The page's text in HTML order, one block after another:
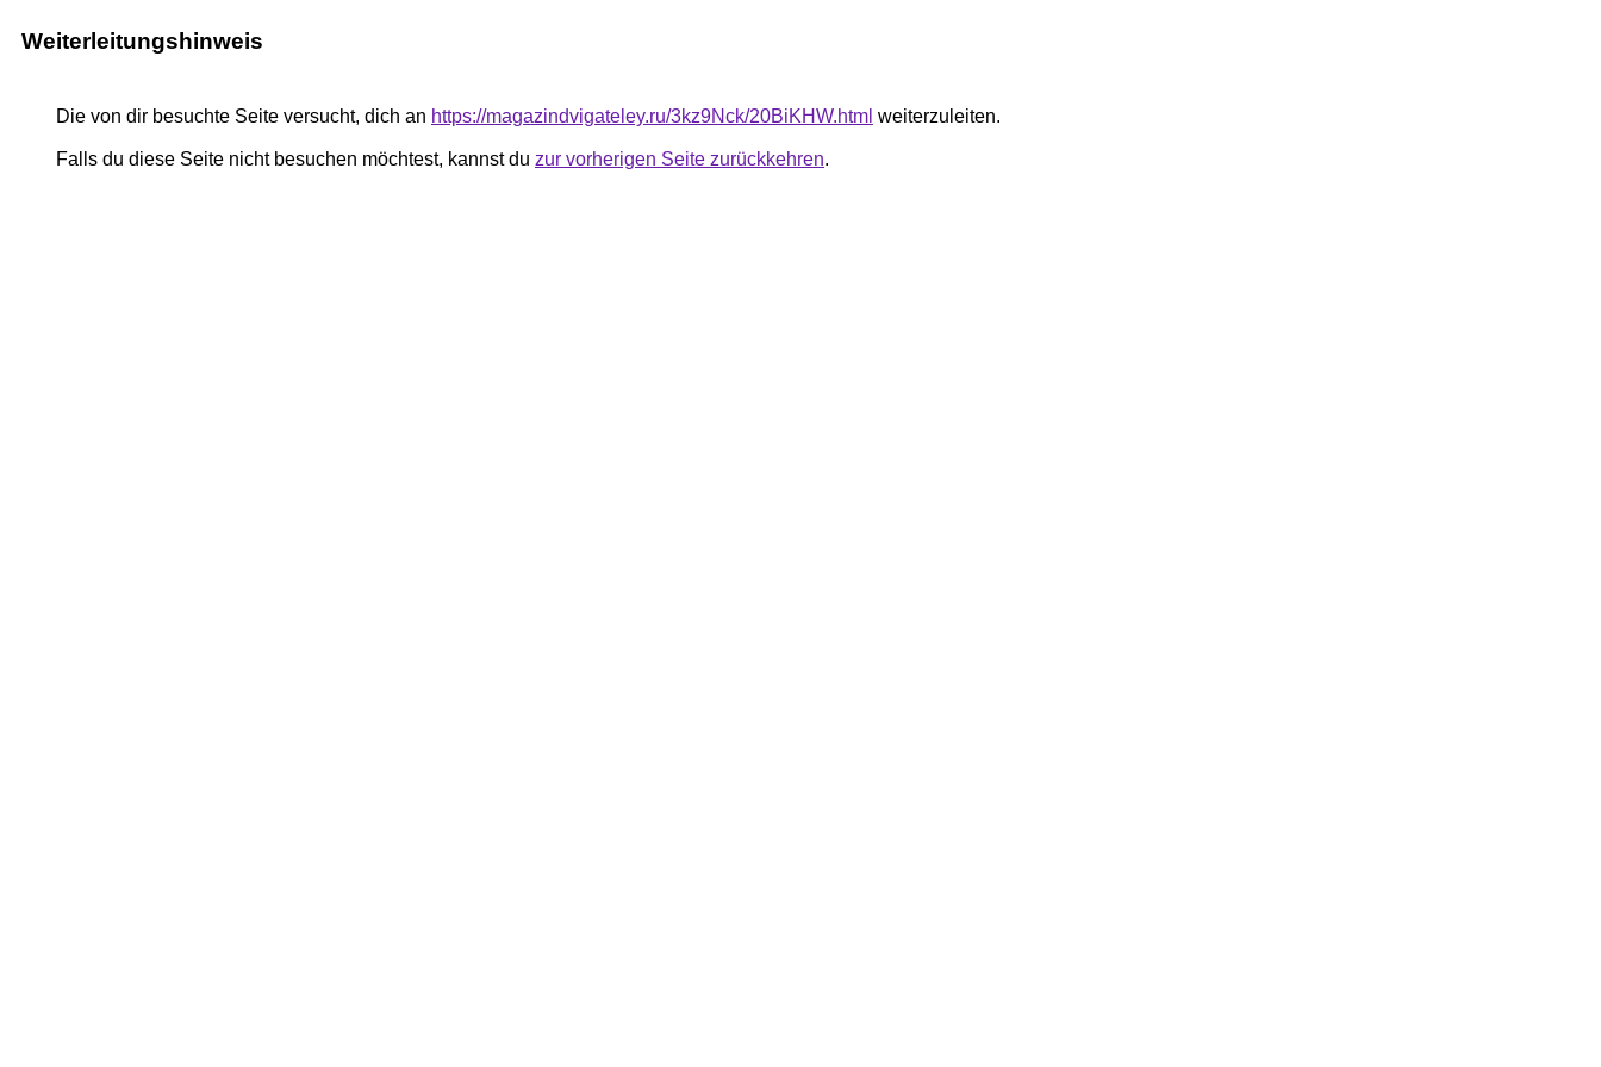
Weiterleitungshinweis
Die von dir besuchte Seite versucht, dich an https://magazindvigateley.ru/3kz9Nck/20BiKHW.html weiterzuleiten.
Falls du diese Seite nicht besuchen möchtest, kannst du zur vorherigen Seite zurückkehren.